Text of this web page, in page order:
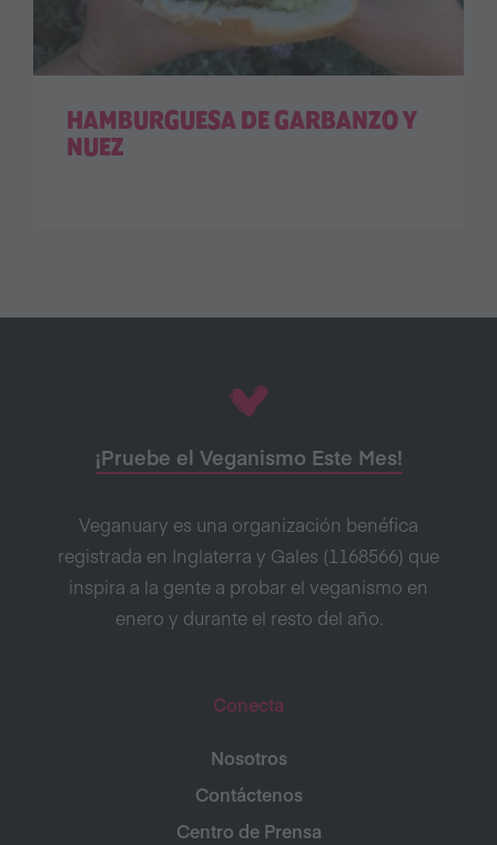
HAMBURGUESA DE GARBANZO Y
NUEZ
¡Pruebe el Veganismo Este Mes!
Veganuary es una organización benéfica
registrada en Inglaterra y Gales (1168566) que
inspira a la gente a probar el veganismo en
enero y durante el resto del año.
Conecta
Nosotros
Contáctenos
Centro de Prensa